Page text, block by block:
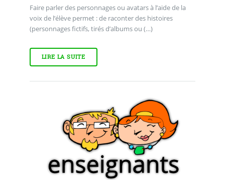
Faire parler des personnages ou avatars à l’aide de la
voix de l’élève permet : de raconter des histoires
(personnages fictifs, tirés d’albums ou (…)
LIRE LA SUITE